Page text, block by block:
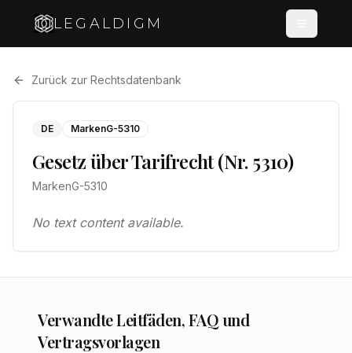
LEGALDIGM
Zurück zur Rechtsdatenbank
DE MarkenG-5310
Gesetz über Tarifrecht (Nr. 5310)
MarkenG-5310
No text content available.
Verwandte Leitfäden, FAQ und
Vertragsvorlagen